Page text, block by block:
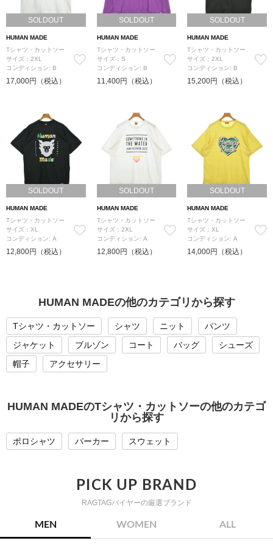
SOLDOUT
HUMAN MADE
Tシャツ・カットソー
サイズ：2XL
コンディション: B
17,000円（税込）
SOLDOUT
HUMAN MADE
Tシャツ・カットソー
サイズ：S
コンディション: B
11,400円（税込）
SOLDOUT
HUMAN MADE
Tシャツ・カットソー
サイズ：2XL
コンディション: B
15,200円（税込）
SOLDOUT
HUMAN MADE
Tシャツ・カットソー
サイズ：XL
コンディション: A
12,800円（税込）
SOLDOUT
HUMAN MADE
Tシャツ・カットソー
サイズ：2XL
コンディション: A
12,800円（税込）
SOLDOUT
HUMAN MADE
Tシャツ・カットソー
サイズ：XL
コンディション: A
14,000円（税込）
HUMAN MADEの他のカテゴリから探す
Tシャツ・カットソー シャツ ニット
パンツ
ジャケット
ブルゾン コート バッグ
シューズ
帽子
アクセサリー
HUMAN MADEのTシャツ・カットソーの他のカテゴ
リから探す
ポロシャツ パーカー スウェット
PICK UP BRAND
RAGTAGバイヤーの厳選ブランド
MEN WOMEN ALL